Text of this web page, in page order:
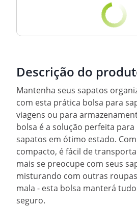
Descrição do
Mantenha seus sapatos
com esta prática bolsa para
viagens ou para
bolsa é a solução perfeita
sapatos em ótimo estado.
compacto, é fácil de
mais se preocupe com seus
misturando com outras
mala - esta bolsa manterá
seguro.